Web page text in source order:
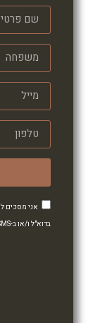
בדוא"ל ו/או ב-SMS.